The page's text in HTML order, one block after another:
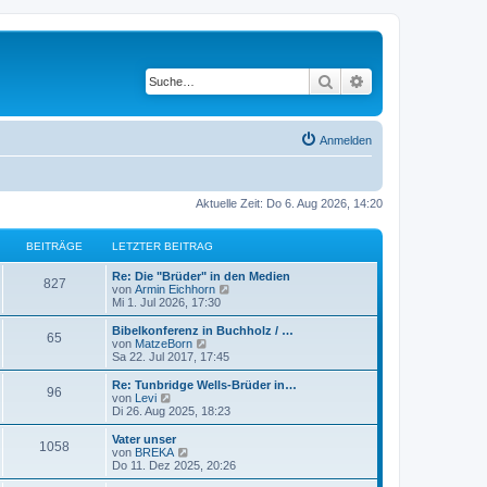
Suche
Anmelden
Aktuelle Zeit: Do 6. Aug 2026, 14:20
BEITRÄGE LETZTER BEITRAG
827
Re: Die "Brüder" in den Medien
von Armin Eichhorn
u
e
r
B
g
Mi 1. Jul 2026, 17:30
65
Bibelkonferenz in Buchholz / …
von MatzeBorn
e
u
e
t
e
i
Sa 22. Jul 2017, 17:45
96
Re: Tunbridge Wells-Brüder in…
von Levi
e
u
e
s
t
Di 26. Aug 2025, 18:23
1058
Vater unser
von BREKA
e
u
Do 11. Dez 2025, 20:26